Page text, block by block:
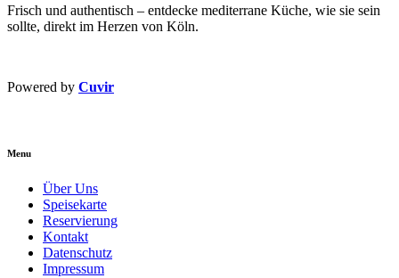
Frisch und authentisch – entdecke mediterrane Küche, wie sie sein
sollte, direkt im Herzen von Köln.
Powered by Cuvir
Menu
Über Uns
Speisekarte
Reservierung
Kontakt
Datenschutz
Impressum